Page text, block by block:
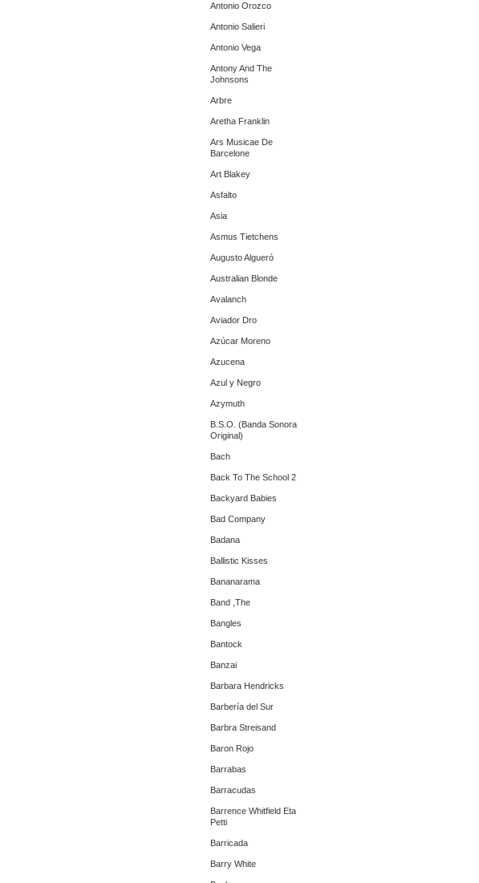
Antonio Orozco
Antonio Salieri
Antonio Vega
Antony And The
Johnsons
Arbre
Aretha Franklin
Ars Musicae De
Barcelone
Art Blakey
Asfalto
Asia
Asmus Tietchens
Augusto Algueró
Australian Blonde
Avalanch
Aviador Dro
Azúcar Moreno
Azucena
Azul y Negro
Azymuth
B.S.O. (Banda Sonora
Original)
Bach
Back To The School 2
Backyard Babies
Bad Company
Badana
Ballistic Kisses
Bananarama
Band ,The
Bangles
Bantock
Banzai
Barbara Hendricks
Barbería del Sur
Barbra Streisand
Baron Rojo
Barrabas
Barracudas
Barrence Whitfield Eta
Petti
Barricada
Barry White